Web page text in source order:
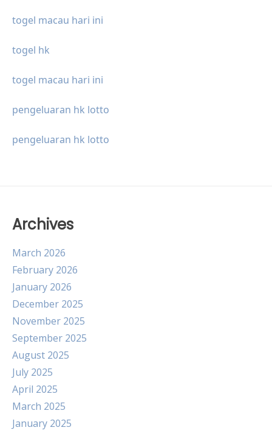
togel macau hari ini
togel hk
togel macau hari ini
pengeluaran hk lotto
pengeluaran hk lotto
Archives
March 2026
February 2026
January 2026
December 2025
November 2025
September 2025
August 2025
July 2025
April 2025
March 2025
January 2025